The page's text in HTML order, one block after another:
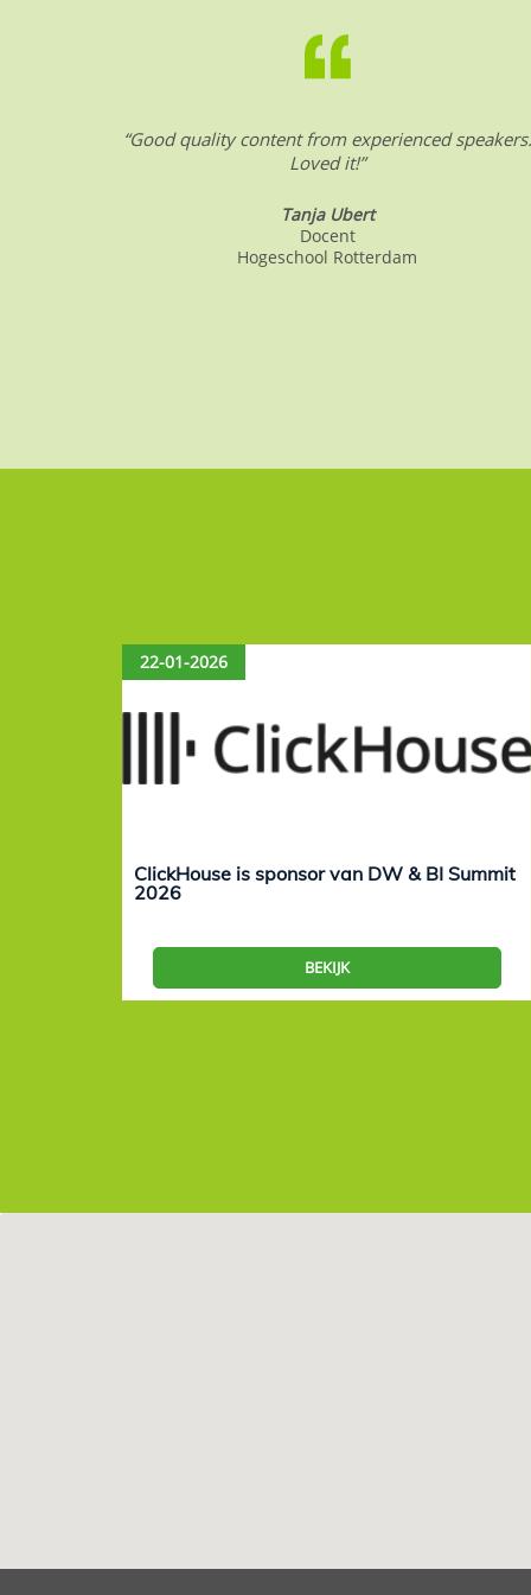
k
p
p
“Good quality content from experienced speakers.
Loved it!”
Tanja Ubert
Docent
Hogeschool Rotterdam
22-01-2026
ClickHouse is sponsor van DW & BI Summit
2026
BEKIJK